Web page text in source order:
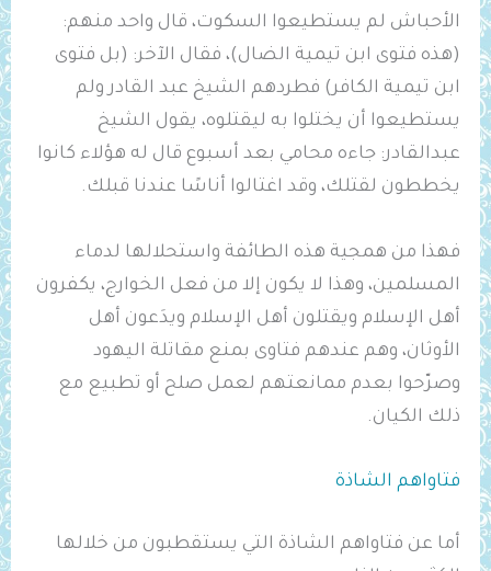
الأحباش لم يستطيعوا السكوت، قال واحد منهم:
(هذه فتوى ابن تيمية الضال)، فقال الآخر: (بل فتوى
ابن تيمية الكافر) فطردهم الشيخ عبد القادر ولم
يستطيعوا أن يختلوا به ليقتلوه، يقول الشيخ
عبدالقادر: جاءه محامي بعد أسبوع قال له هؤلاء كانوا
يخططون لقتلك، وقد اغتالوا أناسًا عندنا قبلك.
فهذا من همجية هذه الطائفة واستحلالها لدماء
المسلمين، وهذا لا يكون إلا من فعل الخوارج، يكفرون
أهل الإسلام ويقتلون أهل الإسلام ويدَعون أهل
الأوثان، وهم عندهم فتاوى بمنع مقاتلة اليهود
وصرّحوا بعدم ممانعتهم لعمل صلح أو تطبيع مع
ذلك الكيان.
فتاواهم الشاذة
أما عن فتاواهم الشاذة التي يستقطبون من خلالها